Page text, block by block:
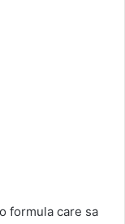
formula care sa